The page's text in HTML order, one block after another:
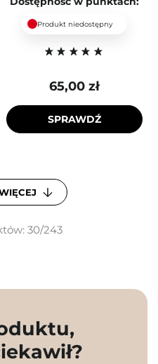
Produkt niedostępny
65,00 zł
SPRAWDŹ
30/243